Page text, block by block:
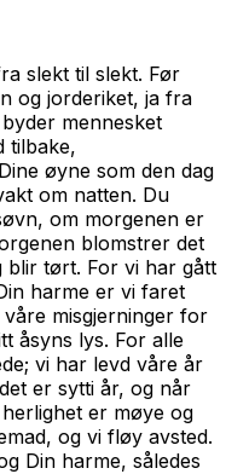
slekt til slekt. Før
og jorderiket, ja fra
mennesket
tilbake,
øyne som den dag
om natten. Du
om morgenen er
blomstrer det
blir tørt. For vi har gått
harme er vi faret
misgjerninger for
åsyns lys. For alle
vi har levd våre år
er sytti år, og når
er møye og
og vi fløy avsted.
Din harme, således